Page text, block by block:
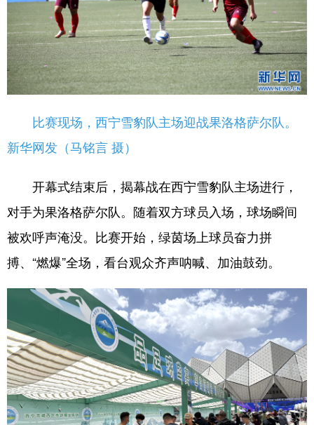
比赛现场，西宁雪豹队主场迎战果洛格萨尔队。
新华网发（马铭言 摄）
开幕式结束后，揭幕战在西宁雪豹队主场进行，
对手为果洛格萨尔队。随着双方球员入场，球场瞬间
被欢呼声淹没。比赛开始，绿茵场上球员奋力拼
搏、“燃爆”全场，看台观众齐声呐喊、加油鼓劲。